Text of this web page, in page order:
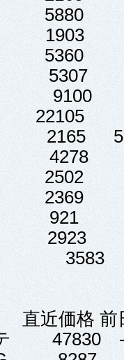
5880
1903
5360
9100
22105
2165
2502
2369
921 4
2923
3583
格 前日
テ 47830 -